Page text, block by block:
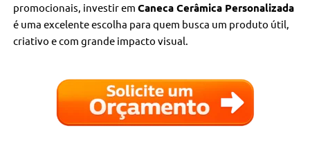
promocionais, investir emCaneca Cerâmica Personalizada
é uma excelente escolha para quem busca um produto útil,
criativo e com grande impacto visual.